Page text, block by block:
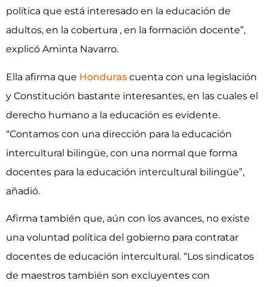
política que está interesado en la educación de
adultos, en la cobertura , en la formación docente”,
explicó Aminta Navarro.
Ella afirma que Honduras cuenta con una legislación
y Constitución bastante interesantes, en las cuales el
derecho humano a la educación es evidente.
“Contamos con una dirección para la educación
intercultural bilingüe, con una normal que forma
docentes para la educación intercultural bilingüe”,
añadió.
Afirma también que, aún con los avances, no existe
una voluntad política del gobierno para contratar
docentes de educación intercultural. “Los sindicatos
de maestros también son excluyentes con